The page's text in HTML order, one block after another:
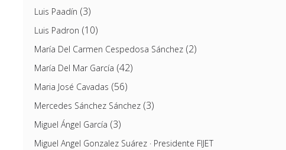
Luis Paadín (3)
Luis Padron (10)
María Del Carmen Cespedosa Sánchez(2)
María Del Mar García (42)
Maria José Cavadas (56)
Mercedes Sánchez Sánchez(3)
Miguel Ángel García (3)
Miguel Angel Gonzalez Suárez · Presidente FIJET